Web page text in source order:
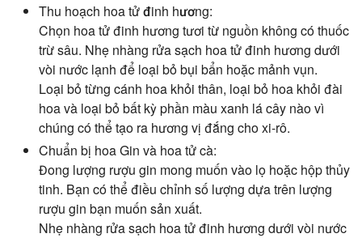
Thu hoạch hoa tử đinh hương:
Chọn hoa tử đinh hương tươi từ nguồn không có thuốc
trừ sâu. Nhẹ nhàng rửa sạch hoa tử đinh hương dưới
vòi nước lạnh để loại bỏ bụi bẩn hoặc mảnh vụn.
Loại bỏ từng cánh hoa khỏi thân, loại bỏ hoa khỏi đài
hoa và loại bỏ bất kỳ phần màu xanh lá cây nào vì
chúng có thể tạo ra hương vị đắng cho xi-rô.
Chuẩn bị hoa Gin và hoa tử cà:
Đong lượng rượu gin mong muốn vào lọ hoặc hộp thủy
tinh. Bạn có thể điều chỉnh số lượng dựa trên lượng
rượu gin bạn muốn sản xuất.
Nhẹ nhàng rửa sạch hoa tử đinh hương dưới vòi nước